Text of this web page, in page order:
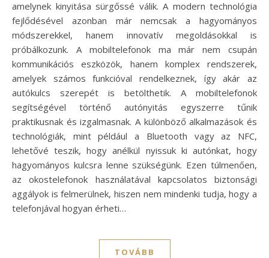
amelynek kinyitása sürgőssé válik. A modern technológia
fejlődésével azonban már nemcsak a hagyományos
módszerekkel, hanem innovatív megoldásokkal is
próbálkozunk. A mobiltelefonok ma már nem csupán
kommunikációs eszközök, hanem komplex rendszerek,
amelyek számos funkcióval rendelkeznek, így akár az
autókulcs szerepét is betölthetik. A mobiltelefonok
segítségével történő autónyitás egyszerre tűnik
praktikusnak és izgalmasnak. A különböző alkalmazások és
technológiák, mint például a Bluetooth vagy az NFC,
lehetővé teszik, hogy anélkül nyissuk ki autónkat, hogy
hagyományos kulcsra lenne szükségünk. Ezen túlmenően,
az okostelefonok használatával kapcsolatos biztonsági
aggályok is felmerülnek, hiszen nem mindenki tudja, hogy a
telefonjával hogyan érheti…
TOVÁBB